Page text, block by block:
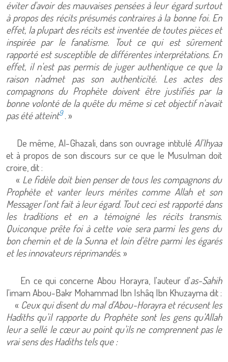
éviter d'avoir des mauvaises pensées à leur égard surtout
à propos des récits présumés contraires à la bonne foi. En
effet, la plupart des récits est inventée de toutes pièces et
inspirée par le fanatisme. Tout ce qui est sûrement
rapporté est susceptible de différentes interprétations. En
effet, il n'est pas permis de juger authentique ce que la
raison n'admet pas son authenticité. Les actes des
compagnons du Prophète doivent être justifiés par la
bonne volonté de la quête du même si cet objectif n'avait
pas été atteint9. »
De même, Al-Ghazali, dans son ouvrage intitulé Al'Ihyaa
et à propos de son discours sur ce que le Musulman doit
croire, dit :
« Le fidèle doit bien penser de tous les compagnons du
Prophète et vanter leurs mérites comme Allah et son
Messager l'ont fait à leur égard. Tout ceci est rapporté dans
les traditions et en a témoigné les récits transmis.
Quiconque prête foi à cette voie sera parmi les gens du
bon chemin et de la Sunna et loin d'être parmi les égarés
et les innovateurs réprimandés. »
En ce qui concerne Abou Horayra, l'auteur d'as-Sahih
l'imam Abou-Bakr Mohammad Ibn Ishâq Ibn Khuzayma dit :
« Ceux qui disent du mal d'Abou-Horayra et récusent les
Hadiths qu'il rapporte du Prophète sont les gens qu'Allah
leur a sellé le cœur au point qu'ils ne comprennent pas le
vrai sens des Hadiths tels que :